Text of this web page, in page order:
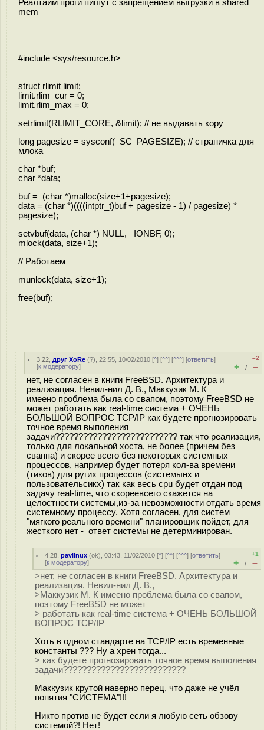
Реалтайм проги пишут с запрещением выгрузки в shared
mem
#include <sys/resource.h>
struct rlimit limit;
limit.rlim_cur = 0;
limit.rlim_max = 0;
setrlimit(RLIMIT_CORE, &limit); // не выдавать кору
long pagesize = sysconf(_SC_PAGESIZE); // страничка для
млока
char *buf;
char *data;
buf = (char *)malloc(size+1+pagesize);
data = (char *)((((intptr_t)buf + pagesize - 1) / pagesize) *
pagesize);
setvbuf(data, (char *) NULL, _IONBF, 0);
mlock(data, size+1);
// Работаем
munlock(data, size+1);
free(buf);
3.22 друг XoRe (?), 22:55, 10/02/2010 [^] [^^] [^^^] [ответить]
[к модератору]
–2
+ / –
нет, не согласен в книги FreeBSD. Архитектура и
реализация. Невил-нил Д. В., Маккузик М. К
имеено проблема была со свапом, поэтому FreeBSD не
может работать как real-time система + ОЧЕНЬ
БОЛЬШОЙ ВОПРОС TCP/IP как будете прогнозировать
точное время выполения
задачи?????????????????????????? так что реализация,
только для локальной хоста, не более (причем без
сваппа) и скорее всего без некоторых системных
процессов, например будет потеря кол-ва времени
(тиков) для ругих процессов (системынх и
пользовательсикх) так как весь cpu будет отдан под
задачу real-time, что скореевсего скажется на
целостности системы,из-за невозможности отдать время
системному процессу. Хотя согласен, для систем
"мягкого реального времени" планировщик пойдет, для
жесткого нет - ответ системы не детерминирован.
4.28 ,pavlinux (ok), 03:43, 11/02/2010 [^] [^^] [^^^] [ответить]
[к модератору]
+1
+ / –
>нет, не согласен в книги FreeBSD. Архитектура и
реализация. Невил-нил Д. В.,
>Маккузик М. К имеено проблема была со свапом,
поэтому FreeBSD не может
> работать как real-time система + ОЧЕНЬ БОЛЬШОЙ
ВОПРОС TCP/IP
Хоть в одном стандарте на TCP/IP есть временные
константы ??? Ну а хрен тогда...
> как будете прогнозировать точное время выполения
задачи??????????????????????????
Маккузик крутой наверно перец, что даже не учёл
понятия "СИСТЕМА"!!!
Никто против не будет если я любую сеть обзову
системой?! Нет!